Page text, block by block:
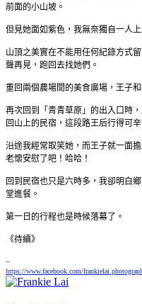
前面的小山坡。
但見她面如紫色，我無奈獨自一人
山頂之美實在不能用任何紀錄方式
聲再見，跑回去找她們。
重回兩個農場間的美食廣場，王子
再次回到「青青草原」的出入口時
回山上的民宿，這段路王后行得可辛
沿途我經常取笑她，而王子就一面
老懷安慰了吧！哈哈！
回到民宿也只是六時多，我卻明白
堂進餐。
第一日的行程也是時候落幕了。
《待續》
--
https://www.facebook.com/